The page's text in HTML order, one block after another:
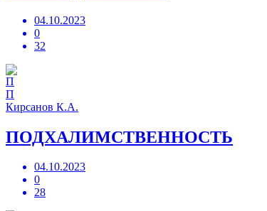
04.10.2023
0
32
П
Кирсанов К.А.
ПОДХАЛИМСТВЕННОСТЬ
04.10.2023
0
28